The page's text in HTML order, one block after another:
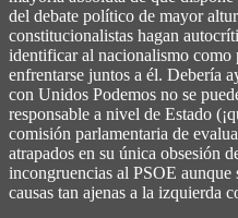
del debate político de mayor
constitucionalistas hagan
identificar al nacionalismo como
enfrentarse juntos a él. Debería
con Unidos Podemos no se
responsable a nivel de Estado
comisión parlamentaria de
atrapados en su única obsesión
incongruencias al PSOE aunque
causas tan ajenas a la izquierda